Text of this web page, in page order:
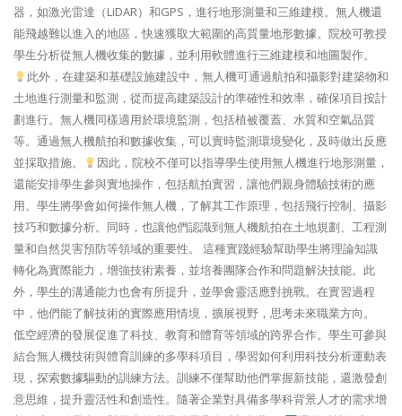
器，如激光雷達（LiDAR）和GPS，進行地形測量和三維建模。無人機還
能飛越難以進入的地區，快速獲取大範圍的高質量地形數據。院校可教授
學生分析從無人機收集的數據，並利用軟體進行三維建模和地圖製作。
此外，在建築和基礎設施建設中，無人機可通過航拍和攝影對建築物和
土地進行測量和監測，從而提高建築設計的準確性和效率，確保項目按計
劃進行。無人機同樣適用於環境監測，包括植被覆蓋、水質和空氣品質
等。通過無人機航拍和數據收集，可以實時監測環境變化，及時做出反應
並採取措施。
因此，院校不僅可以指導學生使用無人機進行地形測量，
還能安排學生參與實地操作，包括航拍實習，讓他們親身體驗技術的應
用。學生將學會如何操作無人機，了解其工作原理，包括飛行控制、攝影
技巧和數據分析。同時，也讓他們認識到無人機航拍在土地規劃、工程測
量和自然災害預防等領域的重要性。 這種實踐經驗幫助學生將理論知識
轉化為實際能力，增強技術素養，並培養團隊合作和問題解決技能。此
外，學生的溝通能力也會有所提升，並學會靈活應對挑戰。在實習過程
中，他們能了解技術的實際應用情境，擴展視野，思考未來職業方向。
低空經濟的發展促進了科技、教育和體育等領域的跨界合作。學生可參與
結合無人機技術與體育訓練的多學科項目，學習如何利用科技分析運動表
現，探索數據驅動的訓練方法。訓練不僅幫助他們掌握新技能，還激發創
意思維，提升靈活性和創造性。隨著企業對具備多學科背景人才的需求增